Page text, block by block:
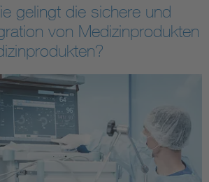
gelingt die sichere und
von Medizinprodukten